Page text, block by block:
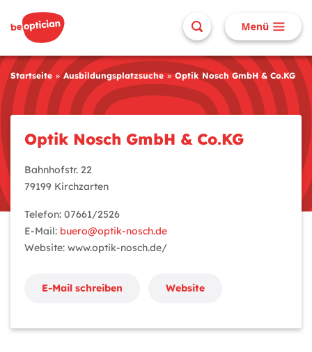
Startseite Ausbildungsplatzsuche Optik Nosch GmbH & Co.KG
Optik Nosch GmbH & Co.KG
Bahnhofstr. 22
79199 Kirchzarten
Telefon: 07661/2526
E-Mail: buero@optik-nosch.de
Website: www.optik-nosch.de/
E-Mail schreiben Website